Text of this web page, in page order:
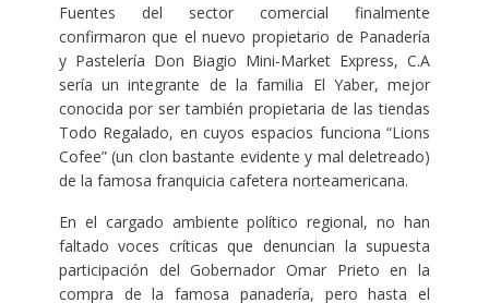
Fuentes del sector comercial finalmente
confirmaron que el nuevo propietario de Panadería
y Pastelería Don Biagio Mini-Market Express, C.A
sería un integrante de la familia El Yaber, mejor
conocida por ser también propietaria de las tiendas
Todo Regalado, en cuyos espacios funciona “Lions
Cofee” (un clon bastante evidente y mal deletreado)
de la famosa franquicia cafetera norteamericana.
En el cargado ambiente político regional, no han
faltado voces críticas que denuncian la supuesta
participación del Gobernador Omar Prieto en la
compra de la famosa panadería, pero hasta el